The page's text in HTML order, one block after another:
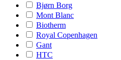
Bjørn Borg
Mont Blanc
Biotherm
Royal Copenhagen
Gant
HTC